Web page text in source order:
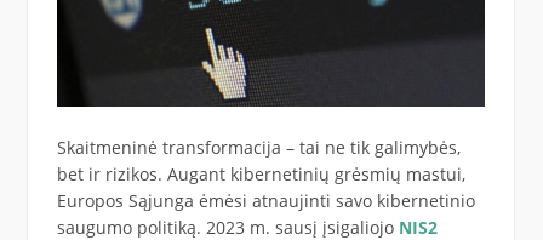
Skaitmeninė transformacija – tai ne tik galimybės,
bet ir rizikos. Augant kibernetinių grėsmių mastui,
Europos Sąjunga ėmėsi atnaujinti savo kibernetinio
saugumo politiką. 2023 m. sausį įsigaliojo NIS2